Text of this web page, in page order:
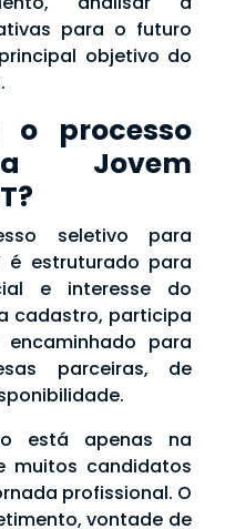
para o futuro
objetivo do
o processo
Jovem
seletivo para
é estruturado para
e interesse do
cadastro, participa
para
parceiras, de
está apenas na
muitos candidatos
profissional. O
vontade de